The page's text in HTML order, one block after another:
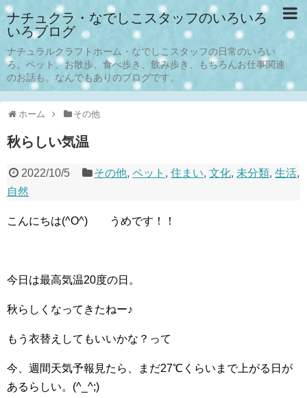
ナチュクラ・なでしこスタッフのいろいろ
いろブログ
ナチュラルクラフトホーム・なでしこスタッフの日常のいろい
ろ。ペット、お散歩、食べ歩き、飲み歩き、もちろんお仕事関連
のお話も。なんでもありのブログです。
ホーム その他
秋らしい気温
2022/10/5 その他,ペット ,住まい,文化, 未分類,生活,
自然
こんにちは(^O^) うめです！！
今日は最高気温20度の日。
秋らしくなってきたねー♪
もう衣替えしてもいいかな？って
今、週間天気予報見たら、まだ27℃くらいまで上がる日が
あるらしい。(^_^;)